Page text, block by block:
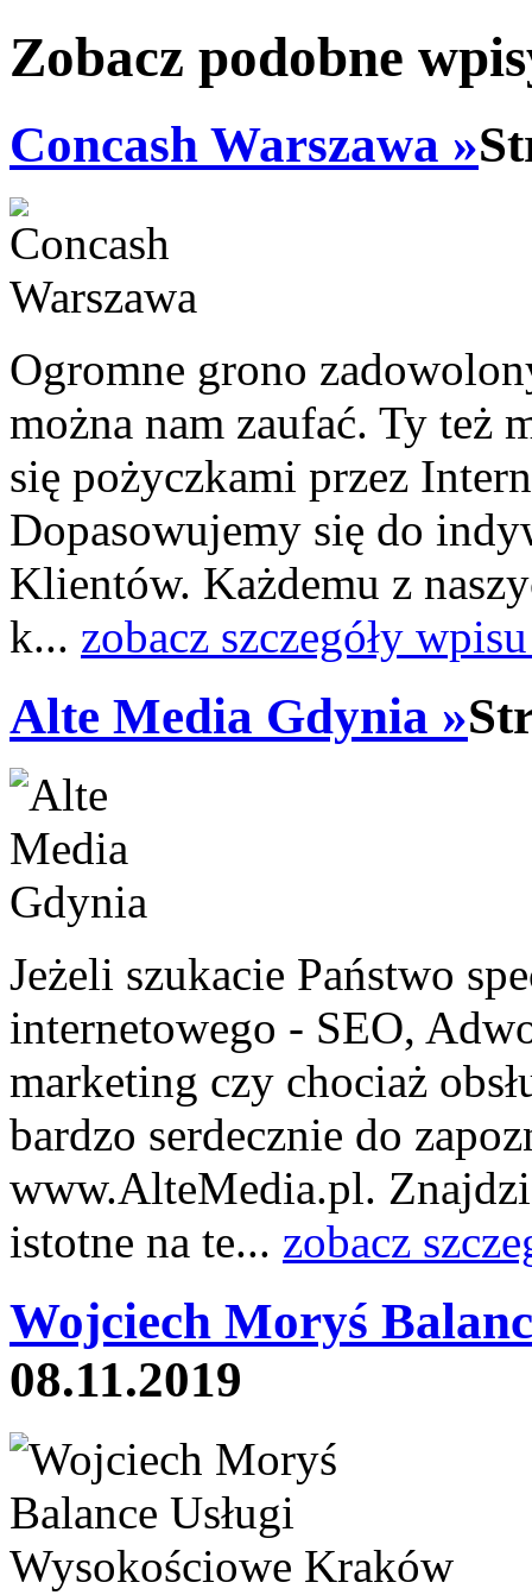
Zobacz podobne
Concash Warszawa »
Ogromne grono
można nam zaufać. Ty też
się pożyczkami przez
Dopasowujemy się do
Klientów. Każdemu z
k... zobacz szczegóły
Alte Media Gdynia »
Jeżeli szukacie Państwo
internetowego - SEO,
marketing czy chociaż
bardzo serdecznie do
www.AlteMedia.pl.
istotne na te... zobacz
Wojciech Moryś
08.11.2019